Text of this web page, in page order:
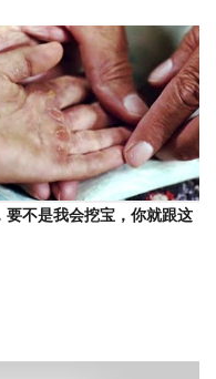
要不是我会挖宝，你就跟这